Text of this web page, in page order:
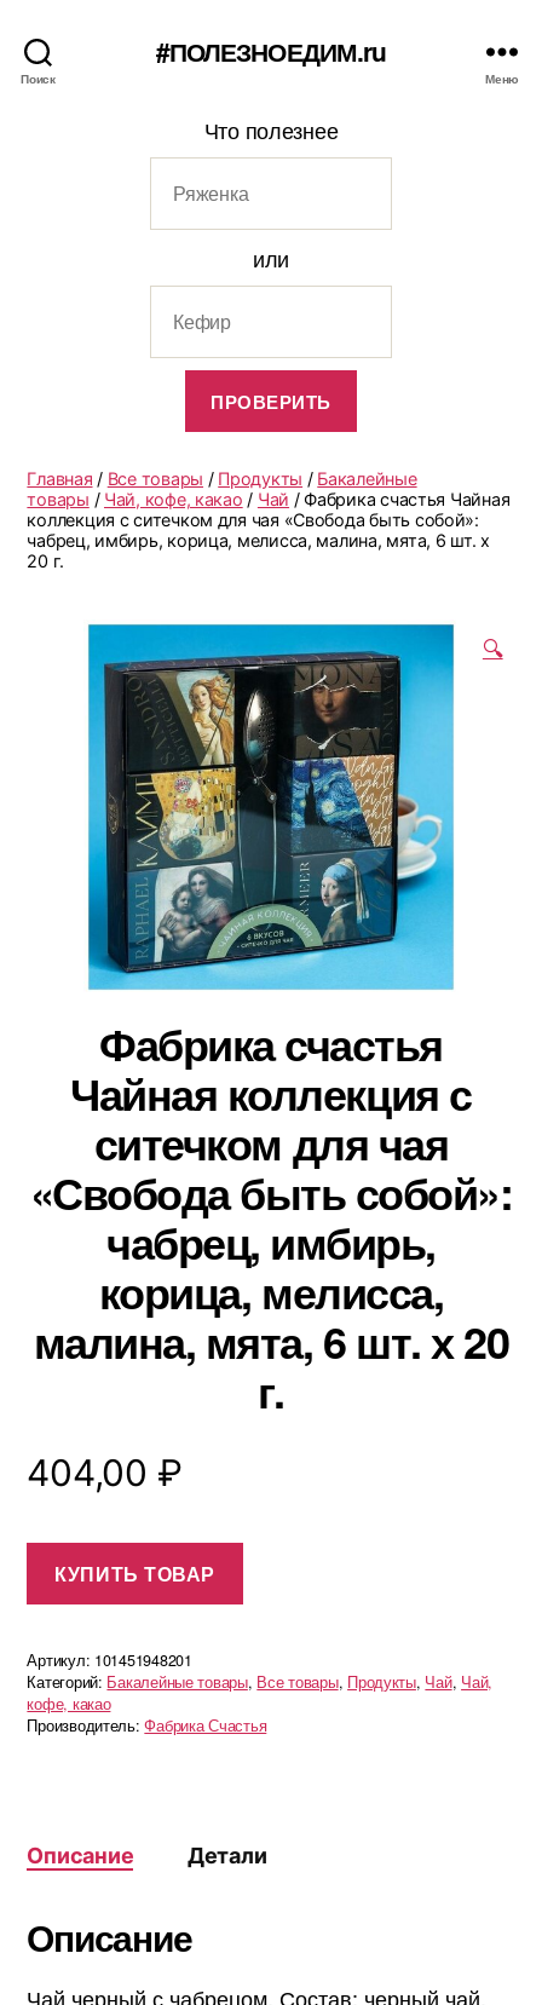
Поиск
#ПОЛЕЗНОЕДИМ.ru
Меню
Что полезнее
или
Главная / Все товары / Продукты / Бакалейные
товары / Чай, кофе, какао / Чай / Фабрика счастья Чайная
коллекция с ситечком для чая «Свобода быть собой»:
чабрец, имбирь, корица, мелисса, малина, мята, 6 шт. х
20 г.
🔍
Фабрика счастья
Чайная коллекция с
ситечком для чая
«Свобода быть собой»:
чабрец, имбирь,
корица, мелисса,
малина, мята, 6 шт. х 20
г.
404,00 ₽
КУПИТЬ ТОВАР
Артикул: 101451948201
Категорий: Бакалейные товары, Все товары, Продукты, Чай, Чай,
кофе, какао
Производитель:Фабрика Счастья
Описание Детали
Описание
Чай черный с чабрецом. Состав: черный чай,